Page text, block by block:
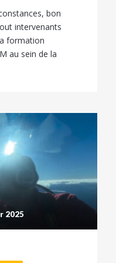
bon
intervenants
formation
au sein de la
2025